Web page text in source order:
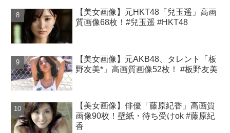
【美女画像】元HKT48「兒玉遥」高画
質画像68枚！#兒玉遥 #HKT48
【美女画像】元AKB48、タレント「板
野友美*」高画質画像52枚！ #板野友美
【美女画像】俳優「藤原紀香」高画質
画像90枚！壁紙・待ち受けok #藤原紀
香